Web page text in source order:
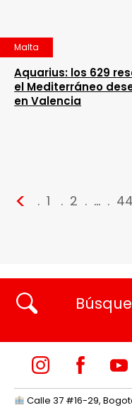
Malta
Aquarius: los 629
el Mediterráneo
en Valencia
< 1 2 …
Calle 37 #16-29,